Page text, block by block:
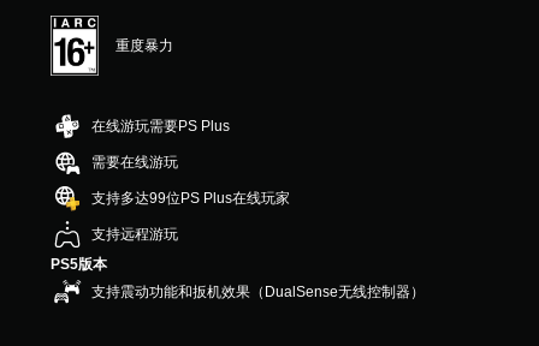
（
满
分
星
，
1
6
个
评
价
）
重度暴力
在线游玩需要PS Plus
需要在线游玩
支持多达99位PS Plus在线玩家
支持远程游玩
PS5版本
支持震动功能和扳机效果（DualSense无线控制器）